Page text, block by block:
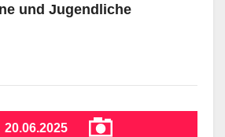
und Jugendliche
20.06.2025